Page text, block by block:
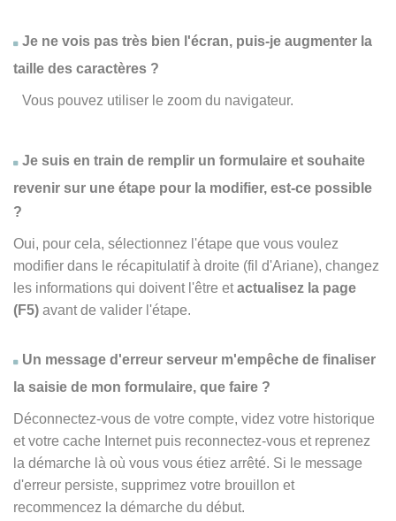
Je ne vois pas très bien l'écran, puis-je augmenter la
taille des caractères ?
Vous pouvez utiliser le zoom du navigateur.
Je suis en train de remplir un formulaire et souhaite
revenir sur une étape pour la modifier, est-ce possible
?
Oui, pour cela, sélectionnez l'étape que vous voulez
modifier dans le récapitulatif à droite (fil d'Ariane), changez
les informations qui doivent l'être etactualisez la page
(F5) avant de valider l'étape.
Un message d'erreur serveur m'empêche de finaliser
la saisie de mon formulaire, que faire ?
Déconnectez-vous de votre compte, videz votre historique
et votre cache Internet puis reconnectez-vous et reprenez
la démarche là où vous vous étiez arrêté. Si le message
d'erreur persiste, supprimez votre brouillon et
recommencez la démarche du début.